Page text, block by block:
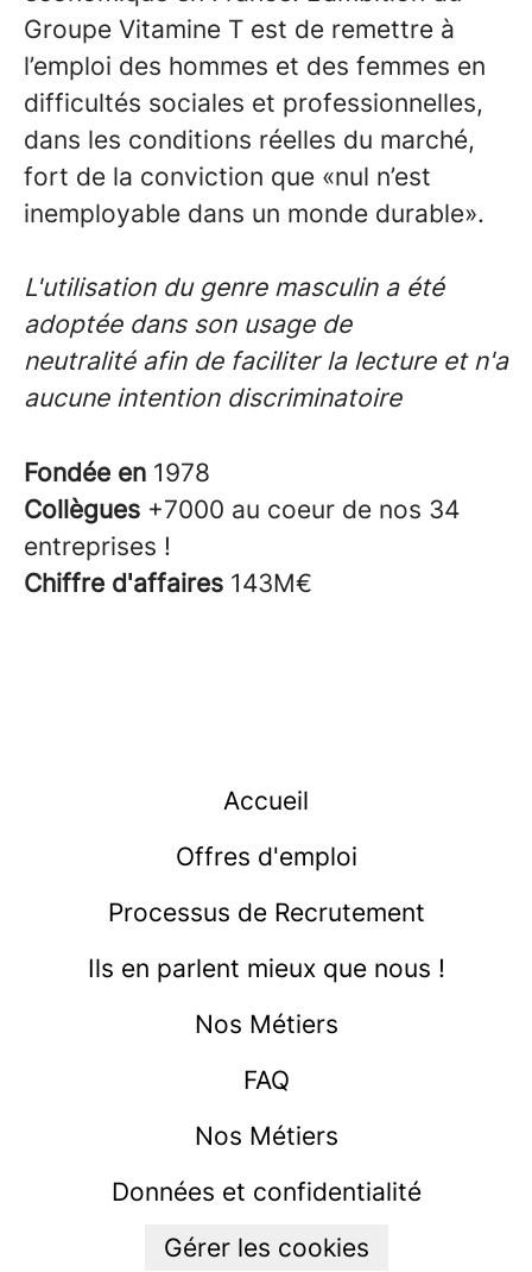
Groupe Vitamine T est de remettre à
l’emploi des hommes et des femmes en
difficultés sociales et professionnelles,
dans les conditions réelles du marché,
fort de la conviction que «nul n’est
inemployable dans un monde durable».
L'utilisation du genre masculin a été
adoptée dans son usage de
neutralité afin de faciliter la lecture et n'a
aucune intention discriminatoire
Fondée en 1978
Collègues +7000 au coeur de nos 34
entreprises !
Chiffre d'affaires 143M€
Accueil
Offres d'emploi
Processus de Recrutement
Ils en parlent mieux que nous !
Nos Métiers
FAQ
Nos Métiers
Données et confidentialité
Gérer les cookies